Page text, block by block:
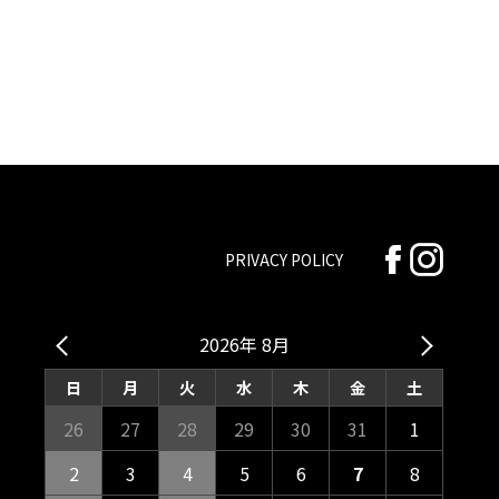
PRIVACY POLICY
2026年 8月
日 月 火 水 木 金 土
26 27 28 29 30 31
1
2
3 4 5 6 7 8